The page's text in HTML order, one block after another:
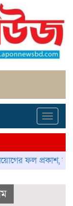
নম্বর বণ্টন